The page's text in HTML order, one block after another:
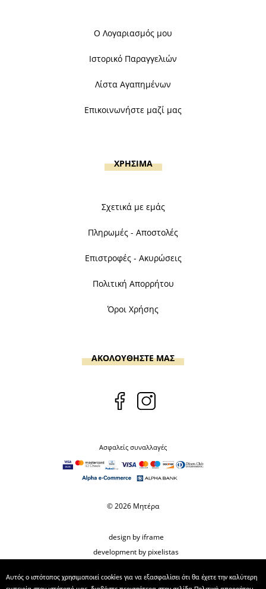
Ο Λογαριασμός μου
Ιστορικό Παραγγελιών
Λίστα Αγαπημένων
Επικοινωνήστε μαζί μας
ΧΡΗΣΙΜΑ
Σχετικά με εμάς
Πληρωμές - Αποστολές
Επιστροφές - Ακυρώσεις
Πολιτική Απορρήτου
Όροι Χρήσης
ΑΚΟΛΟΥΘΗΣΤΕ ΜΑΣ
Ασφαλείς συναλλαγές
© 2026 Μητέρα
design by iframe
development by pixelistas
Αυτός ο ιστότοπος χρησιμοποιεί cookies για να εξασφαλίσει ότι θα έχετε την καλύτερη